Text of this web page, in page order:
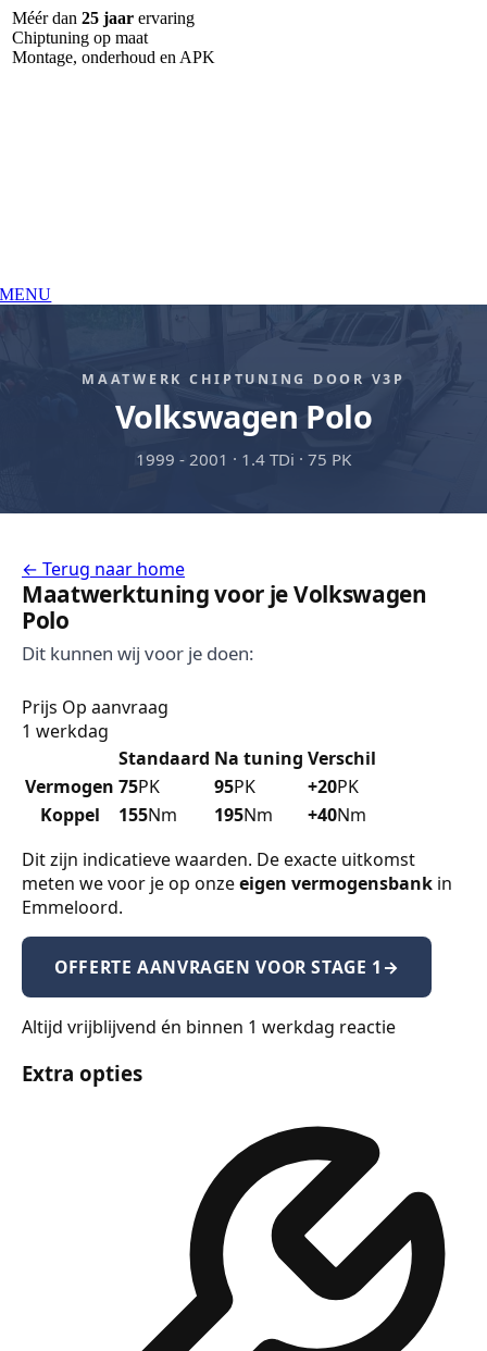
Ga
naar
inhoud
Méér dan25 jaar ervaring
Chiptuning op maat
Montage, onderhoud en APK
MENU
MAATWERK CHIPTUNING DOOR V3P
Volkswagen Polo
1999 - 2001 · 1.4 TDi · 75 PK
← Terug naar home
Maatwerktuning voor je Volkswagen
Polo
Dit kunnen wij voor je doen:
Prijs Op aanvraag
1 werkdag
Standaard Na tuning Verschil
Vermogen 75PK 95PK +20PK
Koppel
155Nm 195Nm +40Nm
Dit zijn indicatieve waarden. De exacte uitkomst
meten we voor je op onzeeigen vermogensbank in
Emmeloord.
OFFERTE AANVRAGEN VOOR STAGE 1 →
Altijd vrijblijvend én binnen 1 werkdag reactie
Extra opties